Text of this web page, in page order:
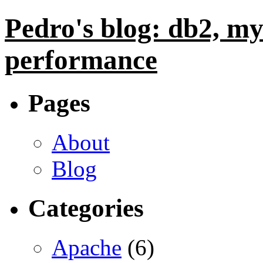
Pedro's blog: db2,
performance
Pages
About
Blog
Categories
Apache (6)